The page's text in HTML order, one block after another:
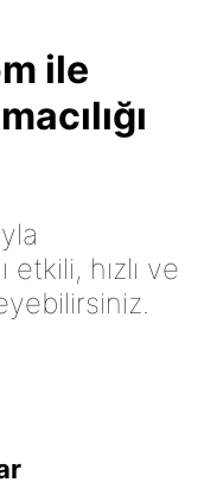
ile
etkili, hızlı ve